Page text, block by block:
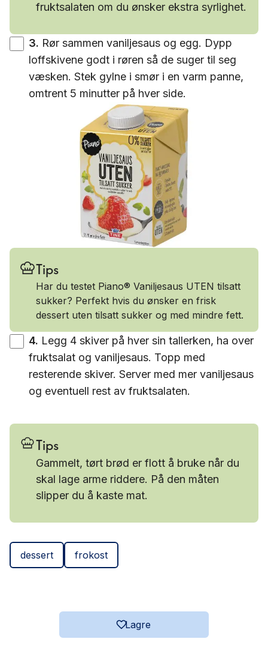
fruktsalaten om du ønsker ekstra syrlighet.
3. Rør sammen vaniljesaus og egg. Dypp
loffskivene godt i røren så de suger til seg
væsken. Stek gylne i smør i en varm panne,
omtrent 5 minutter på hver side.
Tips
Har du testet Piano® Vaniljesaus UTEN tilsatt
sukker? Perfekt hvis du ønsker en frisk
dessert uten tilsatt sukker og med mindre fett.
4. Legg 4 skiver på hver sin tallerken, ha over
fruktsalat og vaniljesaus. Topp med
resterende skiver. Server med mer vaniljesaus
og eventuell rest av fruktsalaten.
Tips
Gammelt, tørt brød er flott å bruke når du
skal lage arme riddere. På den måten
slipper du å kaste mat.
dessert frokost
Lagre